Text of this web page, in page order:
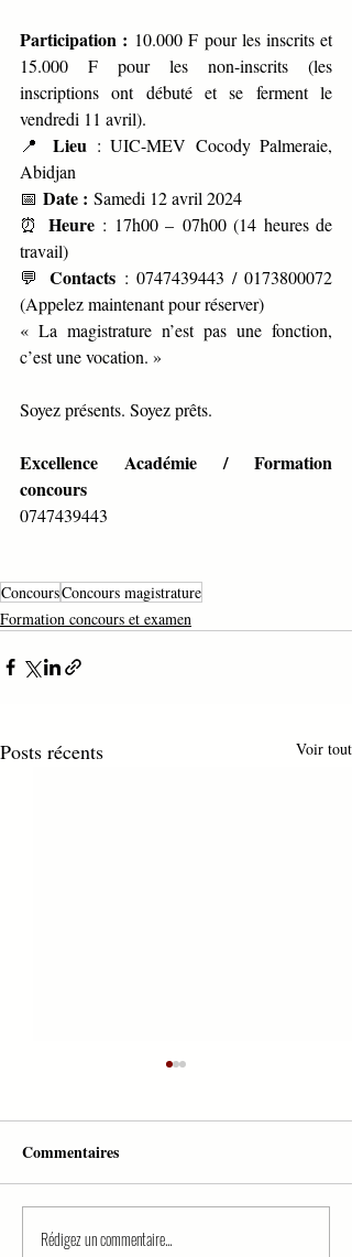
Participation : 10.000 F pour les inscrits et
15.000 F pour les non-inscrits (les
inscriptions ont débuté et se ferment le
vendredi 11 avril).
📍 Lieu : UIC-MEV Cocody Palmeraie,
Abidjan
📅 Date : Samedi 12 avril 2024
⏰ Heure : 17h00 – 07h00 (14 heures de
travail)
💬 Contacts : 0747439443 / 0173800072
(Appelez maintenant pour réserver)
« La magistrature n’est pas une fonction,
c’est une vocation. »
Soyez présents. Soyez prêts.
Excellence Académie / Formation
concours
0747439443
ConcoursConcours magistrature
Formation concours et examen
Posts récents Voir tout
QCM PREMIER TOUR
Commentaires
Rédigez un commentaire...